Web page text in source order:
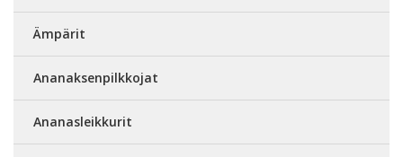
Ämpärit
Ananaksenpilkkojat
Ananasleikkurit